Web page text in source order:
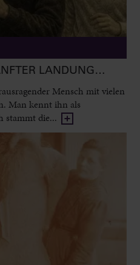
LANDUNG…
Mensch mit vielen
Man kennt ihn als
stammt die...